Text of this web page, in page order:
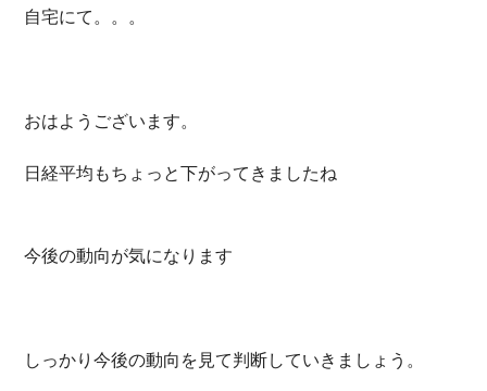
自宅にて。。。
おはようございます。
日経平均もちょっと下がってきましたね
今後の動向が気になります
しっかり今後の動向を見て判断していきましょう。